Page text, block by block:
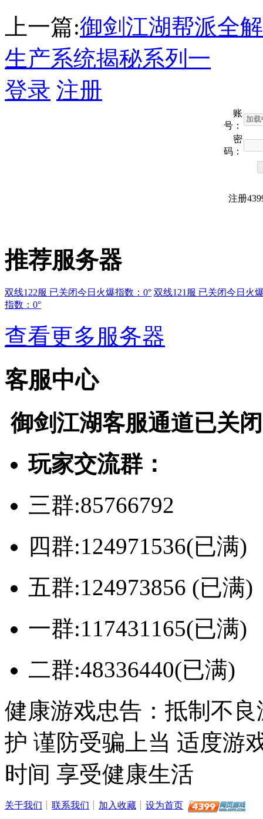
上一篇:御剑江湖帮派全
生产系统揭秘系列一
登录 注册
账
号：
密
码：
注册
推荐服务器
双线122服 已关闭今日火爆指数：0° 双线121服 已关闭今日火
指数：0°
查看更多服务器
客服中心
御剑江湖客服通道已关闭
玩家交流群：
三群:85766792
四群:124971536(已满)
五群:124973856 (已满)
一群:117431165(已满)
二群:48336440(已满)
健康游戏忠告：抵制不
护 谨防受骗上当 适度游
时间 享受健康生活
关于我们 ┊ 联系我们 ┊ 加入收藏 ┊ 设为首页